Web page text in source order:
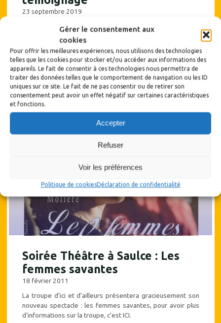
Gérer le consentement aux
cookies
Pour offrir les meilleures expériences, nous utilisons des technologies
telles que les cookies pour stocker et/ou accéder aux informations des
appareils. Le fait de consentir à ces technologies nous permettra de
traiter des données telles que le comportement de navigation ou les ID
uniques sur ce site. Le fait de ne pas consentir ou de retirer son
consentement peut avoir un effet négatif sur certaines caractéristiques
et fonctions.
Accepter
Refuser
Voir les préférences
Politique de cookiesDéclaration de confidentialité
23 septembre 2019
le 28/09/2019 à Salle des fêtes de SoyonsLe fichier en
PDF à télécharger Nous accueillerons cette comédie le 28
septembre prochain. Voici un témoignage d’un spectateur
qui a déjà vu la pièce : « J’ai eu le plaisir de voir la dernière
pièce de D’ici et d’ailleurs, « Baroufe à Chiogia » à l’automne
dernier, au théâtre de Viviers. Comme à chaque fois, j’ai …
Lire plus
"Baroufe
témoignage"
Soirée Théâtre à Saulce : Les
femmes savantes
18 février 2011
La troupe d’ici et d’ailleurs présentera gracieusement son
nouveau spectacle : les femmes savantes, pour avoir plus
d’informations sur la troupe, c’est ICI.